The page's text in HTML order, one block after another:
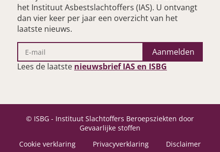
het Instituut Asbestslachtoffers (IAS). U ontvangt
dan vier keer per jaar een overzicht van het
laatste nieuws.
Aanmelden
Lees de laatste nieuwsbrief IAS en ISBG
© ISBG - Instituut Slachtoffers Beroepsziekten door
Gevaarlijke stoffen
Cookie verklaring
Privacyverklaring Disclaimer